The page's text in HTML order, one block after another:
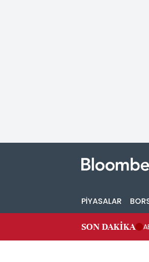
PİYASALAR
SON DAKİKA